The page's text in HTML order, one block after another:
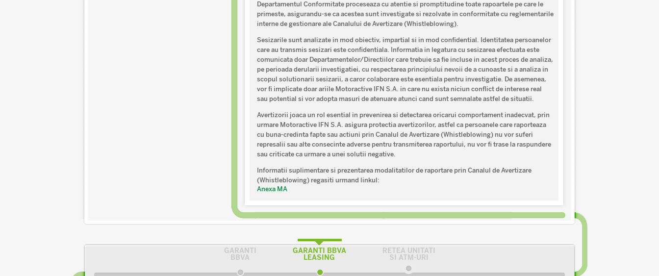
Departamentul Conformitate proceseaza cu atentie si promptitudine toate rapoartele pe care le
primeste, asigurandu-se ca acestea sunt investigate si rezolvate in conformitate cu reglementarile
interne de gestionare ale Canalului de Avertizare (Whistleblowing).
Sesizarile sunt analizate in mod obiectiv, impartial si in mod confidential. Identitatea persoanelor
care au transmis sesizari este confidentiala. Informatia in legatura cu sesizarea efectuata este
comunicata doar Departamentelor/Directiilor care trebuie sa fie incluse in acest proces de analiza,
pe perioada derularii investigatiei, cu respectarea principiului nevoii de a cunoaste si a analiza in
scopul solutionarii sesizarii, a caror colaborare este esentiala pentru investigatie. De asemenea,
vor fi implicate doar ariile Motoractive IFN S.A. in care nu exista niciun conflict de interese real
sau potential si vor adopta masuri de atenuare atunci cand sunt semnalate astfel de situatii.
Avertizorii joaca un rol esential in prevenirea si detectarea oricarui comportament inadecvat, prin
urmare Motoractive IFN S.A. asigura protectia avertizorilor, astfel ca persoanele care raporteaza
cu buna-credinta fapte sau actiuni prin Canalul de Avertizare (Whistleblowing) nu vor suferi
represalii sau alte consecinte adverse pentru transmiterea raportului, nu vor fi trase la raspundere
sau criticate ca urmare a unei solutii negative.
Informatii suplimentare si prezentarea modalitatilor de raportare prin Canalul de Avertizare
(Whistleblowing) regasiti urmand linkul:
Anexa MA
GARANTI
BBVA
GARANTI BBVA
LEASING
RETEA UNITATI
SI ATM-URI